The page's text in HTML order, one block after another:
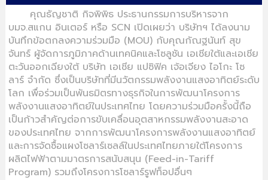
คุณธัญชาติ กิจพิพิธ ประธานกรรมการบริหารจาก
บมจ.สแกน อินเตอร์ หรือ SCN เปิดเผยว่า บริษัทฯ ได้ลงนาม
บันทึกข้อตกลงความร่วมมือ (MOU) กับคุณกัณฐนันท์ สุข
จันทร์ ผู้จัดการภูมิภาคด้านเทคนิคและโซลูชัน เอเชียใต้และเอเชีย
ตะวันออกเฉียงใต้ บริษัท เอเชีย แปซิฟิค เจ้อเจียง ไอโกะ โซ
ลาร์ จำกัด ซึ่งเป็นบริษัทที่มีนวัตกรรมพลังงานแสงอาทิตย์ระดับ
โลก เพื่อร่วมเป็นพันธมิตรทางธุรกิจในการพัฒนาโครงการ
พลังงานแสงอาทิตย์ในประเทศไทย โดยความร่วมมือครั้งนี้ถือ
เป็นก้าวสำคัญต่อการขับเคลื่อนอุตสาหกรรมพลังงานสะอาด
ของประเทศไทย จากการพัฒนาโครงการพลังงานแสงอาทิตย์
และการจัดซื้อแผงโซลาร์เซลล์ในประเทศไทยภายใต้โครงการ
ผลิตไฟฟ้าตามมาตรการสนับสนุน (Feed-in-Tariff
Program) รวมถึงโครงการโซลาร์รูฟท็อปอื่นๆ